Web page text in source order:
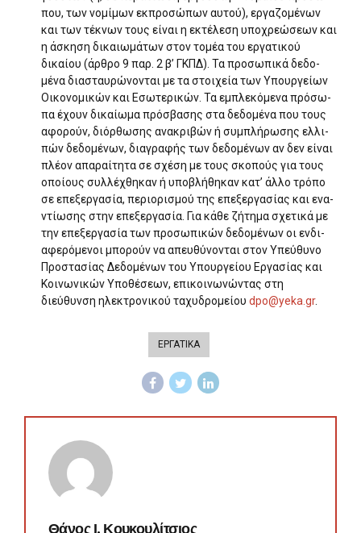
που, των νομίμων εκπροσώπων αυτού), εργαζομένων
και των τέκνων τους είναι η εκτέλεση υποχρεώσεων και
η άσκηση δικαιωμάτων στον τομέα του εργατικού
δικαίου (άρθρο 9 παρ. 2 β’ ΓΚΠΔ). Τα προσωπικά δεδο­
μένα διασταυρώνονται με τα στοιχεία των Υπουργείων
Οικονομικών και Εσωτερικών. Τα εμπλεκόμενα πρόσω­
πα έχουν δικαίωμα πρόσβασης στα δεδομένα που τους
αφορούν, διόρθωσης ανακριβών ή συμπλήρωσης ελλι­
πών δεδομένων, διαγραφής των δεδομένων αν δεν είναι
πλέον απαραίτητα σε σχέση με τους σκοπούς για τους
οποίους συλλέχθηκαν ή υποβλήθηκαν κατ’ άλλο τρόπο
σε επεξεργασία, περιορισμού της επεξεργασίας και ενα­
ντίωσης στην επεξεργασία. Για κάθε ζήτημα σχετικά με
την επεξεργασία των προσωπικών δεδομένων οι ενδι­
αφερόμενοι μπορούν να απευθύνονται στον Υπεύθυνο
Προστασίας Δεδομένων του Υπουργείου Εργασίας και
Κοινωνικών Υποθέσεων, επικοινωνώντας στη
διεύθυνση ηλεκτρονικού ταχυδρομείου dpo@yeka.gr.
ΕΡΓΑΤΙΚΑ
Θάνος Ι. Κουκουλίτσιος